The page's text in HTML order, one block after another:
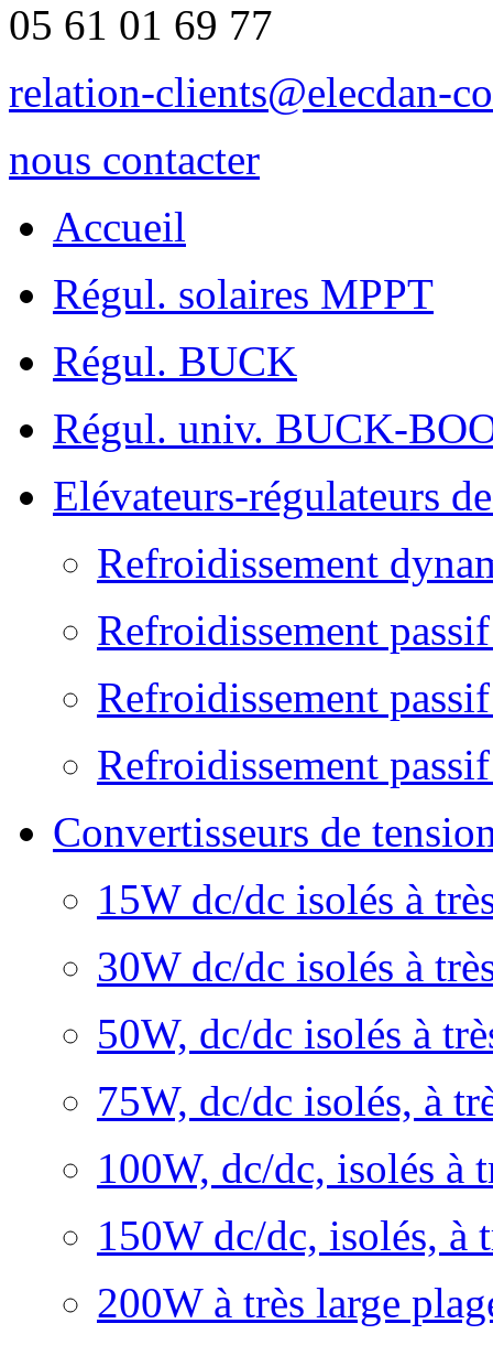
05 61 01 69 77
relation-clients@elecdan-
nous contacter
Accueil
Régul. solaires MPPT
Régul. BUCK
Régul. univ. BUCK-
Elévateurs-régulateurs
Refroidissement
Refroidissement
Refroidissement
Refroidissement
Convertisseurs de
15W dc/dc isolés à
30W dc/dc isolés à
50W, dc/dc isolés à
75W, dc/dc isolés, à
100W, dc/dc, isolés à
150W dc/dc, isolés, à
200W à très large